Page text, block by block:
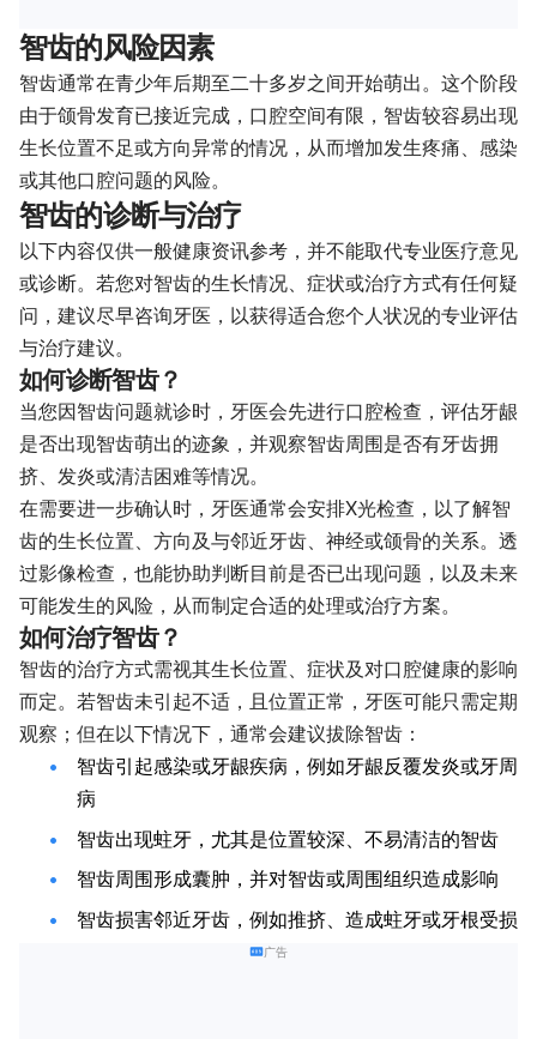
智齿的风险因素
智齿通常在青少年后期至二十多岁之间开始萌出。这个阶段
由于颌骨发育已接近完成，口腔空间有限，智齿较容易出现
生长位置不足或方向异常的情况，从而增加发生疼痛、感染
或其他口腔问题的风险。
智齿的诊断与治疗
以下内容仅供一般健康资讯参考，并不能取代专业医疗意见
或诊断。若您对智齿的生长情况、症状或治疗方式有任何疑
问，建议尽早咨询牙医，以获得适合您个人状况的专业评估
与治疗建议。
如何诊断智齿？
当您因智齿问题就诊时，牙医会先进行口腔检查，评估牙龈
是否出现智齿萌出的迹象，并观察智齿周围是否有牙齿拥
挤、发炎或清洁困难等情况。
在需要进一步确认时，牙医通常会安排X光检查，以了解智
齿的生长位置、方向及与邻近牙齿、神经或颌骨的关系。透
过影像检查，也能协助判断目前是否已出现问题，以及未来
可能发生的风险，从而制定合适的处理或治疗方案。
如何治疗智齿？
智齿的治疗方式需视其生长位置、症状及对口腔健康的影响
而定。若智齿未引起不适，且位置正常，牙医可能只需定期
观察；但在以下情况下，通常会建议拔除智齿：
智齿引起感染或牙龈疾病，例如牙龈反覆发炎或牙周
病
智齿出现蛀牙，尤其是位置较深、不易清洁的智齿
智齿周围形成囊肿，并对智齿或周围组织造成影响
智齿损害邻近牙齿，例如推挤、造成蛀牙或牙根受损
广告